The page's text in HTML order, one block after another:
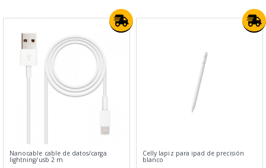
Nanocable cable de datos/carga
lightning/usb 2 m
Celly lapiz para ipad de precisión
blanco